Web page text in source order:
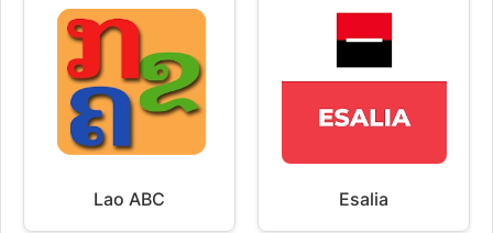
Lao ABC Esalia